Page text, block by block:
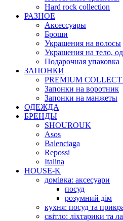
Hard rock collection
РАЗНОЕ
Аксессуары
Броши
Украшения на волосы
Украшения на тело,
Подарочная упаковка
ЗАПОНКИ
PREMIUM
Запонки на воротник
Запонки на манжеты
ОДЕЖДА
БРЕНДЫ
SHOUROUK
Asos
Balenciaga
Repossi
Italina
HOUSE-K
домівка: аксесуари
посуд
розумний дім
кухня: посуд та
світло: ліхтарики та